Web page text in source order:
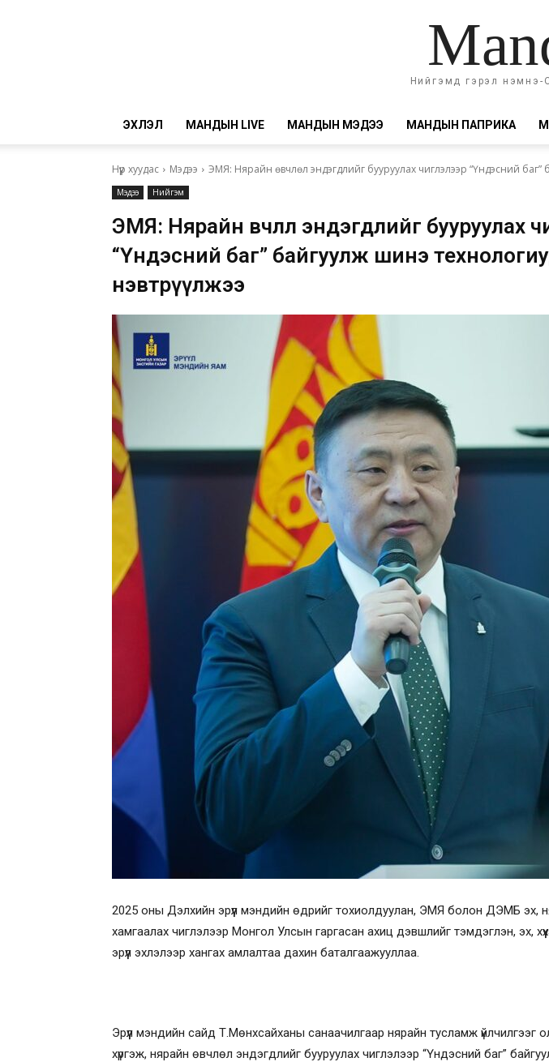
Нийгэмд гэрэл нэмнэ-
ЭХЛЭЛ МАНДЫН LIVE МАНДЫН МЭДЭЭ МАНДЫН ПАПРИКА
Нүүр хуудас Мэдээ ЭМЯ: Нярайн өвчлөл эндэгдлийг бууруулах чиглэлээр “Үндэсний баг”
Мэдээ Нийгэм
ЭМЯ: Нярайн өвчлөл эндэгдлийг бууруулах
“Үндэсний баг” байгуулж шинэ
нэвтрүүлжээ
2025 оны Дэлхийн эрүүл мэндийн өдрийг тохиолдуулан, ЭМЯ болон ДЭМБ эх,
хамгаалах чиглэлээр Монгол Улсын гаргасан ахиц дэвшлийг тэмдэглэн, эх,
эрүүл эхлэлээр хангах амлалтаа дахин баталгаажууллаа.
Эрүүл мэндийн сайд Т.Мөнхсайханы санаачилгаар нярайн тусламж үйлчилгээг
хүргэж, нярайн өвчлөл эндэгдлийг бууруулах чиглэлээр “Үндэсний баг”